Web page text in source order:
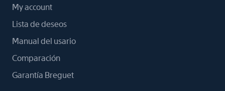
My account
Lista de deseos
Manual del usario
Comparación
Garantía Breguet